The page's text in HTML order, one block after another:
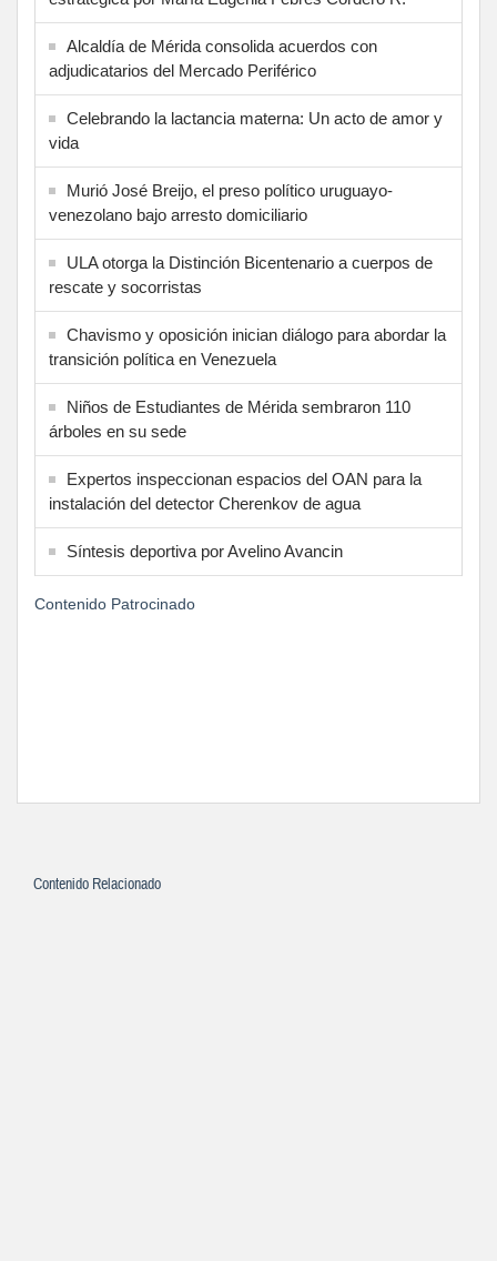
Alcaldía de Mérida consolida acuerdos con
adjudicatarios del Mercado Periférico
Celebrando la lactancia materna: Un acto de amor y
vida
Murió José Breijo, el preso político uruguayo-
venezolano bajo arresto domiciliario
ULA otorga la Distinción Bicentenario a cuerpos de
rescate y socorristas
Chavismo y oposición inician diálogo para abordar la
transición política en Venezuela
Niños de Estudiantes de Mérida sembraron 110
árboles en su sede
Expertos inspeccionan espacios del OAN para la
instalación del detector Cherenkov de agua
Síntesis deportiva por Avelino Avancin
Contenido Patrocinado
Contenido Relacionado